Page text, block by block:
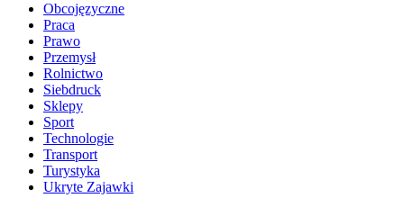
Obcojęzyczne
Praca
Prawo
Przemysł
Rolnictwo
Siebdruck
Sklepy
Sport
Technologie
Transport
Turystyka
Ukryte Zajawki